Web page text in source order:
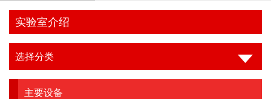
民革、民进湘潭市委会联合赴湖南电
科院检
检测公司开展“八一”复退军人慰问座
实验室介绍
选择分类
主要设备